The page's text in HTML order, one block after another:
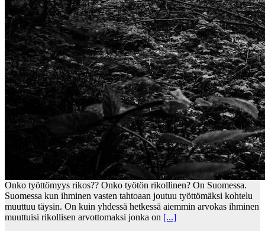
Onko työttömyys rikos?? Onko työtön rikollinen? On Suomessa.
Suomessa kun ihminen vasten tahtoaan joutuu työttömäksi kohtelu
muuttuu täysin. On kuin yhdessä hetkessä aiemmin arvokas ihminen
muuttuisi rikollisen arvottomaksi jonka on [...]